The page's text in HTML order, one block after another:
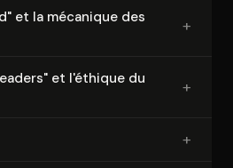
et la mécanique des
+
et l'éthique du
+
+